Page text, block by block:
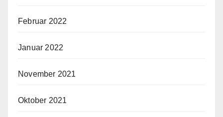
Februar 2022
Januar 2022
November 2021
Oktober 2021